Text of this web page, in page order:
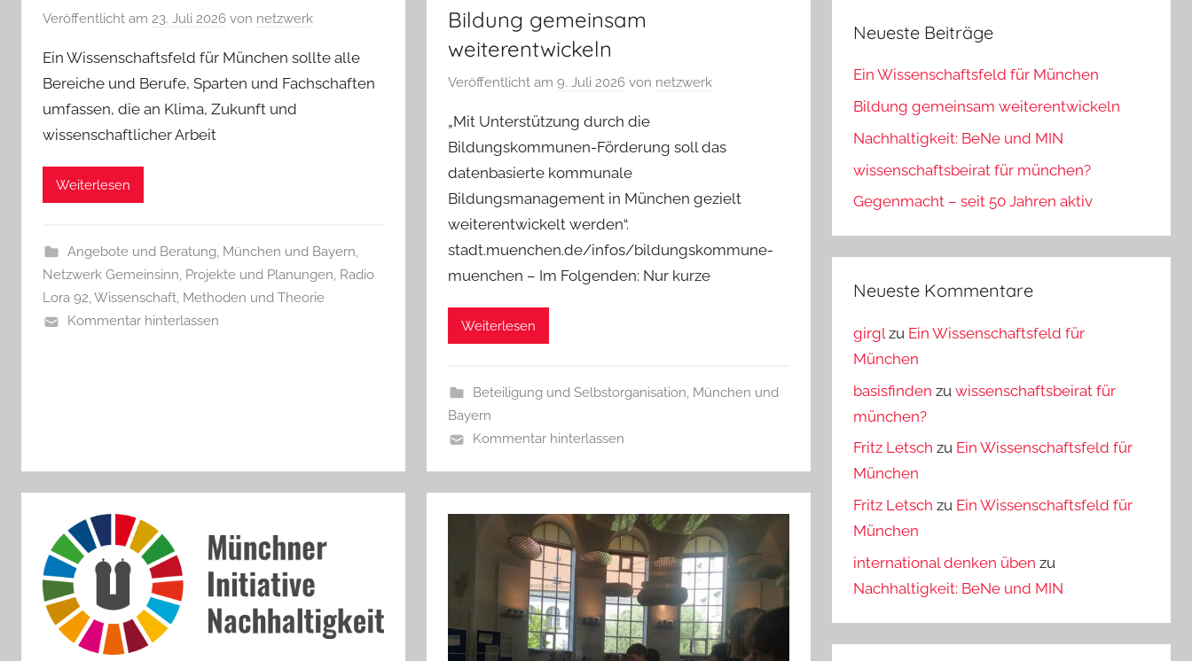
Veröffentlicht am 23. Juli 2026 von netzwerk
Ein Wissenschaftsfeld für München sollte alle
Bereiche und Berufe, Sparten und Fachschaften
umfassen, die an Klima, Zukunft und
wissenschaftlicher Arbeit
Weiterlesen
Angebote und Beratung, München und Bayern,
Netzwerk Gemeinsinn, Projekte und Planungen, Radio
Lora 92,Wissenschaft, Methoden und Theorie
Kommentar hinterlassen
Bildung gemeinsam
weiterentwickeln
Veröffentlicht am9. Juli 2026 von netzwerk
„Mit Unterstützung durch die
Bildungskommunen-Förderung soll das
datenbasierte kommunale
Bildungsmanagement in München gezielt
weiterentwickelt werden“.
stadt.muenchen.de/infos/bildungskommune-
muenchen – Im Folgenden: Nur kurze
Weiterlesen
Beteiligung und Selbstorganisation, München und
Bayern
Kommentar hinterlassen
Neueste Beiträge
Ein Wissenschaftsfeld für München
Bildung gemeinsam weiterentwickeln
Nachhaltigkeit: BeNe und MIN
wissenschaftsbeirat für münchen?
Gegenmacht – seit 50 Jahren aktiv
Neueste Kommentare
girgl zu Ein Wissenschaftsfeld für
München
basisfinden zuwissenschaftsbeirat für
münchen?
Fritz Letsch zu Ein Wissenschaftsfeld für
München
Fritz Letsch zu Ein Wissenschaftsfeld für
München
international denken üben zu
Nachhaltigkeit: BeNe und MIN